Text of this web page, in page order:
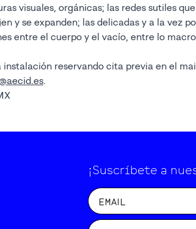
visuales, orgánicas; las redes sutiles
y se expanden; las delicadas y a la vez
entre el cuerpo y el vacío, entre lo
instalación reservando cita previa en el
.
¡Suscríbete a